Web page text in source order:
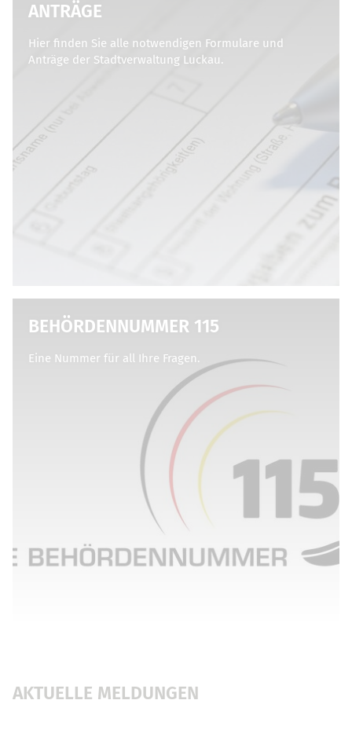
ANTRÄGE
Hier finden Sie alle notwendigen Formulare und
Anträge der Stadtverwaltung Luckau.
BEHÖRDENNUMMER 115
Eine Nummer für all Ihre Fragen.
AKTUELLE MELDUNGEN